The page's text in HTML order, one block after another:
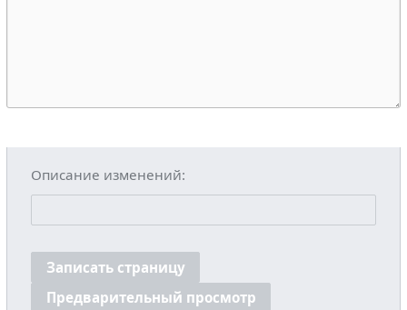
Описание изменений:
Записать страницу
Предварительный просмотр